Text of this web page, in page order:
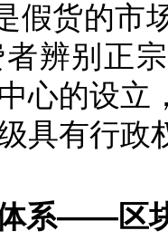
假货的市
辨别正
心的设立
具有行政
系——区